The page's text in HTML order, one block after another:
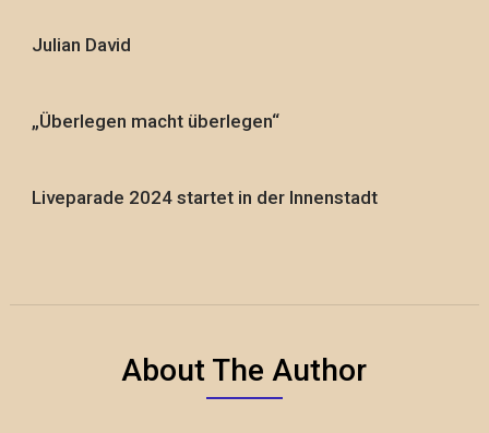
Julian David
„Überlegen macht überlegen“
Liveparade 2024 startet in der Innenstadt
About The Author